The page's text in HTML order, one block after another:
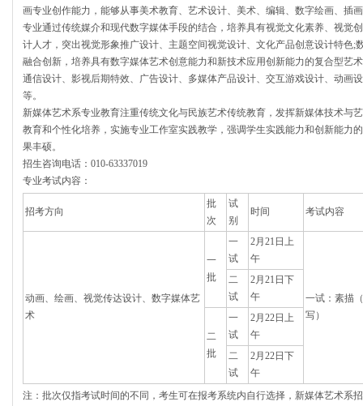
画专业创作能力，能够从事美术教育、艺术设计、美术、编辑、数字绘画、插
专业通过传统媒介和现代数字媒体手段的结合，培养具有视觉文化素养、视觉
计人才，突出视觉形象推广设计、主题空间视觉设计、文化产品创意设计特色;
融合创新，培养具有数字媒体艺术创意能力和新技术应用创新能力的复合型艺
通信设计、影视后期特效、广告设计、多媒体产品设计、交互游戏设计、动画
等。
新媒体艺术系专业教育注重传统文化与民族艺术传统教育，发挥新媒体技术与
教育和个性化培养，实施专业工作室实践教学，强调学生实践能力和创新能力
果丰硕。
招生咨询电话：010-63337019
专业考试内容：
招考方向
批
次
试
别
时间 考试内容
动画、绘画、视觉传达设计、数字媒体艺
术
一
批
一
试
2月21日上
午
一试：素描
写）
二
试
2月21日下
午
二
批
一
试
2月22日上
午
二
试
2月22日下
午
注：批次仅指考试时间的不同，考生可在报考系统内自行选择，新媒体艺术系